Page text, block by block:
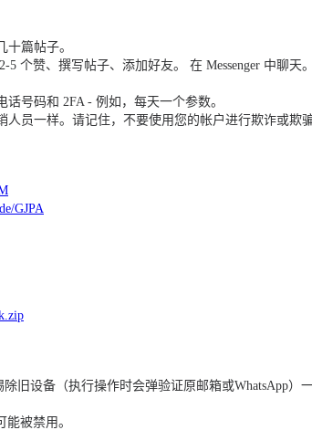
篇帖子。
个赞、撰写帖子、添加好友。 在 Messenger 中聊天
号码和 2FA - 例如，每天一个参数。
员一样。请记住，不要使用您的帐户进行欺诈或欺
GJPA
旧设备（执行操作时会弹验证原邮箱或WhatsApp）
被禁用。